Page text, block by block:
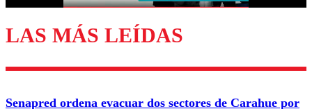
Enviar comentario
LAS MÁS LEÍDAS
Senapred ordena evacuar dos sectores de Carahue por